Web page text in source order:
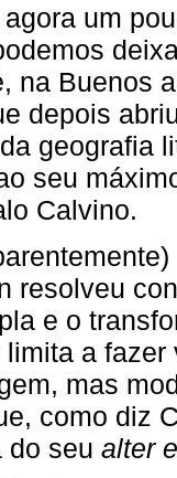
um
na Buenos
depois
geografia
seu
Calvino.
resolveu
e o
a
mas
como diz
do seu alter